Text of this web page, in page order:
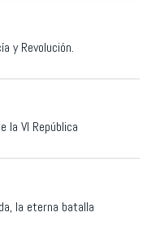
y Revolución.
la VI República
la eterna batalla